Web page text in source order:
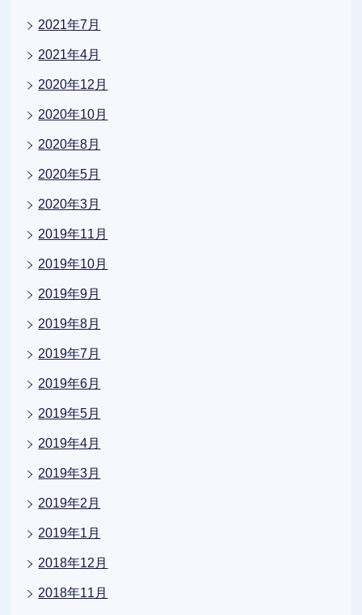
2021年7月
2021年4月
2020年12月
2020年10月
2020年8月
2020年5月
2020年3月
2019年11月
2019年10月
2019年9月
2019年8月
2019年7月
2019年6月
2019年5月
2019年4月
2019年3月
2019年2月
2019年1月
2018年12月
2018年11月